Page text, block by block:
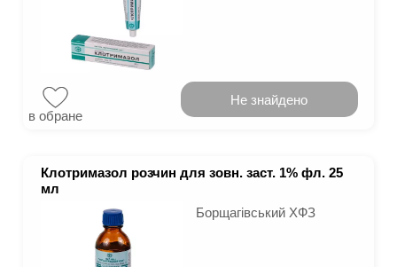
в обране
Не знайдено
Клотримазол розчин для зовн. заст. 1% фл. 25
мл
Борщагівський ХФЗ